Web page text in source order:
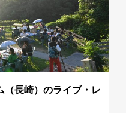
（長崎）のライブ・レ